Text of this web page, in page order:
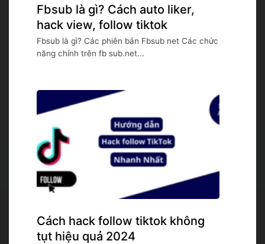
Fbsub là gì? Cách auto liker,
hack view, follow tiktok
Fbsub là gì? Các phiên bản Fbsub net Các chức
năng chính trên fb sub.net...
Cách hack follow tiktok không
tụt hiệu quả 2024